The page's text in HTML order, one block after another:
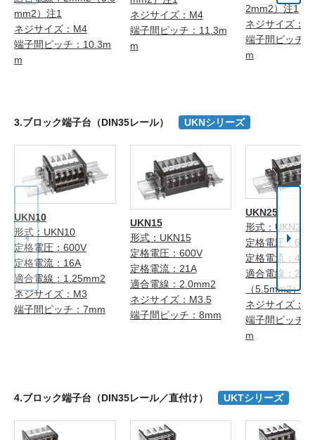
mm2）注1
ネジサイズ：M4
端子間ピッチ：10.3m
m
ネジサイズ：M4
端子間ピッチ：11.3m
m
2mm2）注1
ネジサイズ：
端子間ピッチ
m
3.ブロック端子台（DIN35レール） UKNシリーズ
UKN10
形式：UKN10
定格電圧：600V
定格電流：16A
適合電線：1.25mm2
ネジサイズ：M3
端子間ピッチ：7mm
UKN15
形式：UKN15
定格電圧：600V
定格電流：21A
適合電線：2.0mm2
ネジサイズ：M3.5
端子間ピッチ：8mm
UKN25
形式：UKN25
定格電圧：
定格電流：40A
適合電線：
（5.5mm2）注
ネジサイズ：
端子間ピッチ
m
4.ブロック端子台（DIN35レール／直付け） UKTシリーズ